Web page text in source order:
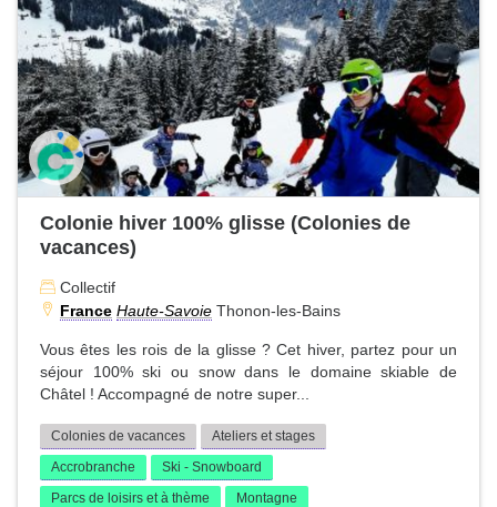
Colonie hiver 100% glisse (Colonies de
vacances)
Collectif
France Haute-Savoie Thonon-les-Bains
Vous êtes les rois de la glisse ? Cet hiver, partez pour un
séjour 100% ski ou snow dans le domaine skiable de
Châtel ! Accompagné de notre super...
Colonies de vacances
Ateliers et stages
Accrobranche
Ski - Snowboard
Parcs de loisirs et à thème
Montagne